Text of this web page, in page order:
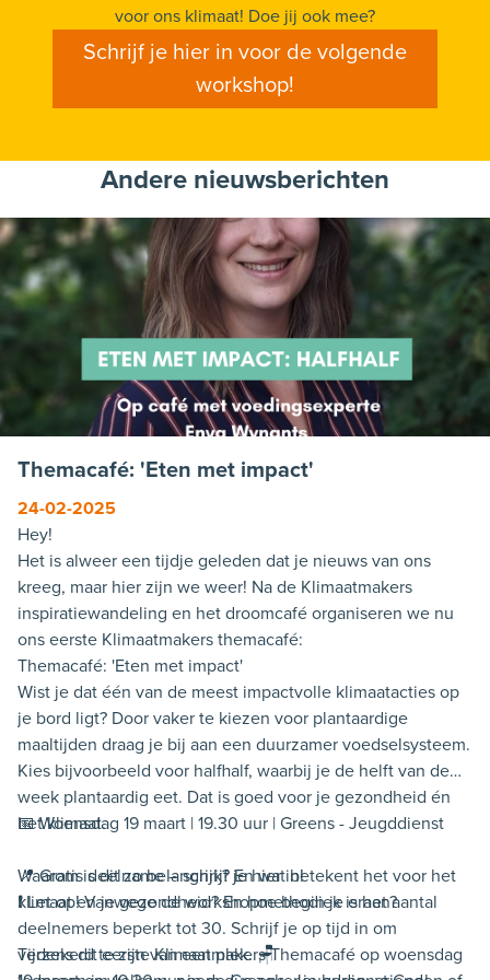
voor ons klimaat! Doe jij ook mee?
Schrijf je hier in voor de volgende
workshop!
Andere nieuwsberichten
Themacafé: 'Eten met impact'
24-02-2025
Hey!
Het is alweer een tijdje geleden dat je nieuws van ons
kreeg, maar hier zijn we weer! Na de Klimaatmakers
inspiratiewandeling en het droomcafé organiseren we nu
ons eerste Klimaatmakers themacafé:
Themacafé: 'Eten met impact'
Wist je dat één van de meest impactvolle klimaatacties op
je bord ligt? Door vaker te kiezen voor plantaardige
maaltijden draag je bij aan een duurzamer voedselsysteem.
Kies bijvoorbeeld voor halfhalf, waarbij je de helft van de
week plantaardig eet. Dat is goed voor je gezondheid én
het klimaat.
Waarom is dit zo belangrijk? En wat betekent het voor het
klimaat en je gezondheid? En hoe begin je eraan?
Tijdens dit eerste Klimaatmakers Themacafé op woensdag
📅 Woensdag 19 maart | 19.30 uur | Greens - Jeugddienst
📍 Gratis deelname – schrijf je hier in!
❗ Let op! Vanwege de workshopmethodiek is het aantal
deelnemers beperkt tot 30. Schrijf je op tijd in om
verzekerd te zijn van een plek. 🪑